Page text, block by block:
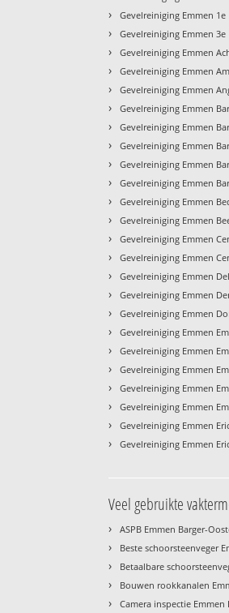
› Gevelreiniging Emmen 1e
› Gevelreiniging Emmen 3e
› Gevelreiniging Emmen
› Gevelreiniging Emmen
› Gevelreiniging Emmen
› Gevelreiniging Emmen
› Gevelreiniging Emmen
› Gevelreiniging Emmen
› Gevelreiniging Emmen
› Gevelreiniging Emmen
› Gevelreiniging Emmen
› Gevelreiniging Emmen
› Gevelreiniging Emmen
› Gevelreiniging Emmen
› Gevelreiniging Emmen
› Gevelreiniging Emmen
› Gevelreiniging Emmen
› Gevelreiniging Emmen
› Gevelreiniging Emmen
› Gevelreiniging Emmen
› Gevelreiniging Emmen
› Gevelreiniging Emmen
› Gevelreiniging Emmen
› Gevelreiniging Emmen
Veel gebruikte
› ASPB Emmen Barger-
› Beste schoorsteenveger
› Betaalbare
› Bouwen rookkanalen
› Camera inspectie Emmen